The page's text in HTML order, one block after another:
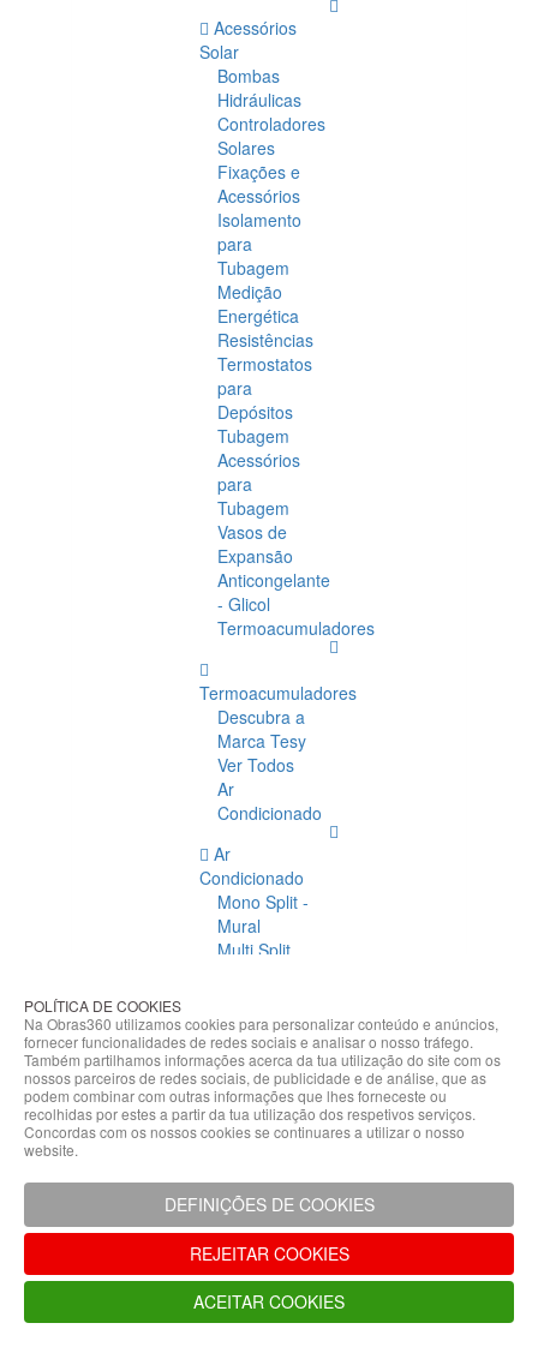
Acessórios
Solar
Bombas
Hidráulicas
Controladores
Solares
Fixações e
Acessórios
Isolamento
para
Tubagem
Medição
Energética
Resistências
Termostatos
para
Depósitos
Tubagem
Acessórios
para
Tubagem
Vasos de
Expansão
Anticongelante
- Glicol
Termoacumuladores
Termoacumuladores
Descubra a
Marca Tesy
Ver Todos
Ar
Condicionado
Ar
Condicionado
Mono Split -
Mural
Multi Split
Condicionado
Acessórios
Climatização
Acessórios
Climatização
Hidráulicas
Controladores
Fixações e
Acessórios
Isolamento
para
Tubagem
POLÍTICA DE COOKIES
Na Obras360 utilizamos cookies para personalizar conteúdo e anúncios,
fornecer funcionalidades de redes sociais e analisar o nosso tráfego.
Também partilhamos informações acerca da tua utilização do site com os
nossos parceiros de redes sociais, de publicidade e de análise, que as
podem combinar com outras informações que lhes forneceste ou
recolhidas por estes a partir da tua utilização dos respetivos serviços.
Concordas com os nossos cookies se continuares a utilizar o nosso
website.
DEFINIÇÕES DE COOKIES
REJEITAR COOKIES
ACEITAR COOKIES